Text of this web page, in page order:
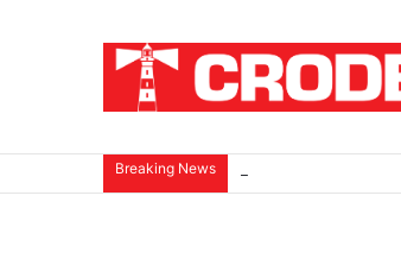
Breaking News